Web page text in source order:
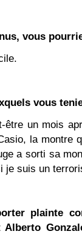
vous
vous
être un mois
la montre
a sorti sa
je suis un
plainte
Alberto